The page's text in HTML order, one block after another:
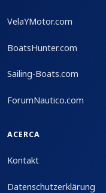
VelaYMotor.com
BoatsHunter.com
Sailing-Boats.com
ForumNautico.com
ACERCA
Kontakt
Datenschutzerklärung